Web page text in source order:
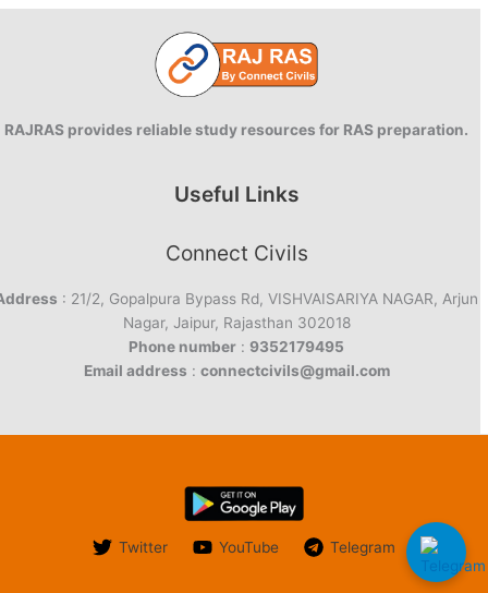
RAJRAS provides reliable study resources for RAS preparation.
Useful Links
Connect Civils
: 21/2, Gopalpura Bypass Rd, VISHVAISARIYA NAGAR, Arjun
Nagar, Jaipur, Rajasthan 302018
Phone number : 9352179495
Email address : connectcivils@gmail.com
Twitter YouTube Telegram